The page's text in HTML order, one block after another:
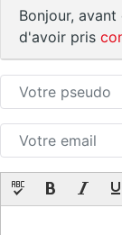
Bonjour,
d'avoir pris